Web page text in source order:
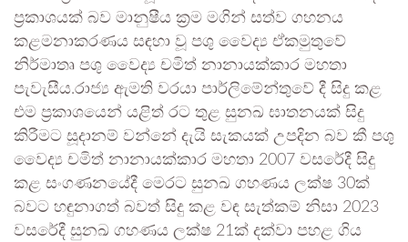
ප්‍රකාශයක් බව මානුෂීය ක්‍රම මගින් සත්ව ගහනය
කළමනාකරණය සඳහා වූ පශු වෛද්‍ය ඒකමුතුවේ
නිර්මාතෘ පශු වෛද්‍ය චමිත් නානායක්කාර මහතා
පැවැසීය.රාජ්‍ය ඇමති වරයා පාර්ලිමේන්තුවේ දී සිදු කළ
එම ප්‍රකාශයෙන් යළිත් රට තුළ සුනඛ ඝාතනයක් සිදු
කිරීමට සූදානම් වන්නේ දැයි සැකයක් උපදින බව කී පශු
වෛද්‍ය චමිත් නානායක්කාර මහතා 2007 වසරේදී සිදු
කළ සංගණනයේදී මෙරට සුනඛ ගහණය ලක්ෂ 30ක්
බවට හඳුනාගත් බවත් සිදු කළ වඳ සැත්කම් නිසා 2023
වසරේදී සුනඛ ගහණය ලක්ෂ 21ක් දක්වා පහළ ගිය